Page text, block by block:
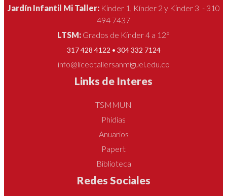
Jardín Infantil Mi Taller: Kínder 1, Kínder 2 y Kínder 3 - 310
494 7437
LTSM: Grados de Kínder 4 a 12°
317 428 4122 • 304 332 7124
info@liceotallersanmiguel.edu.co
Links de Interes
TSMMUN
Phidias
Anuarios
Papert
Biblioteca
Redes Sociales